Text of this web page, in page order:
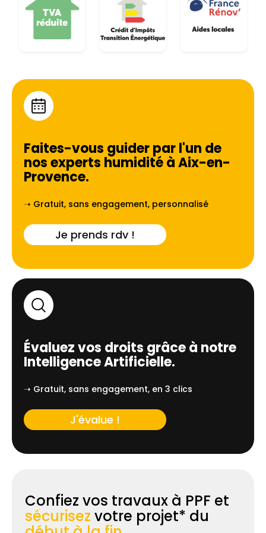
Faites-vous guider par l'un de
nos experts humidité àAix-en-
Provence.
➝ Gratuit, sans engagement, personnalisé
Je prends rdv !
Évaluez vos droits grâce à notre
Intelligence Artificielle.
➝ Gratuit, sans engagement, en 3 clics
J'évalue !
Confiez vos travaux à PPF et
sécurisez votre projet* du